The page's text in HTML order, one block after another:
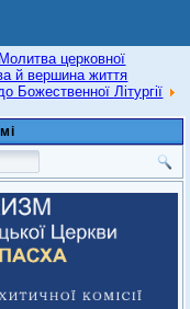
Молитва церковної
й вершина життя
Божественної Літургії